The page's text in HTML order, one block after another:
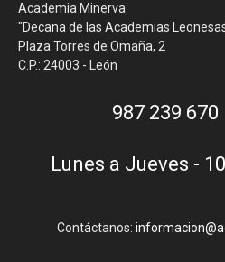
Academia Minerva
"Decana de las Academias
Plaza Torres de Omaña, 2
C.P.: 24003 - León
987 239 670
Lunes a Jueves -
Contáctanos: